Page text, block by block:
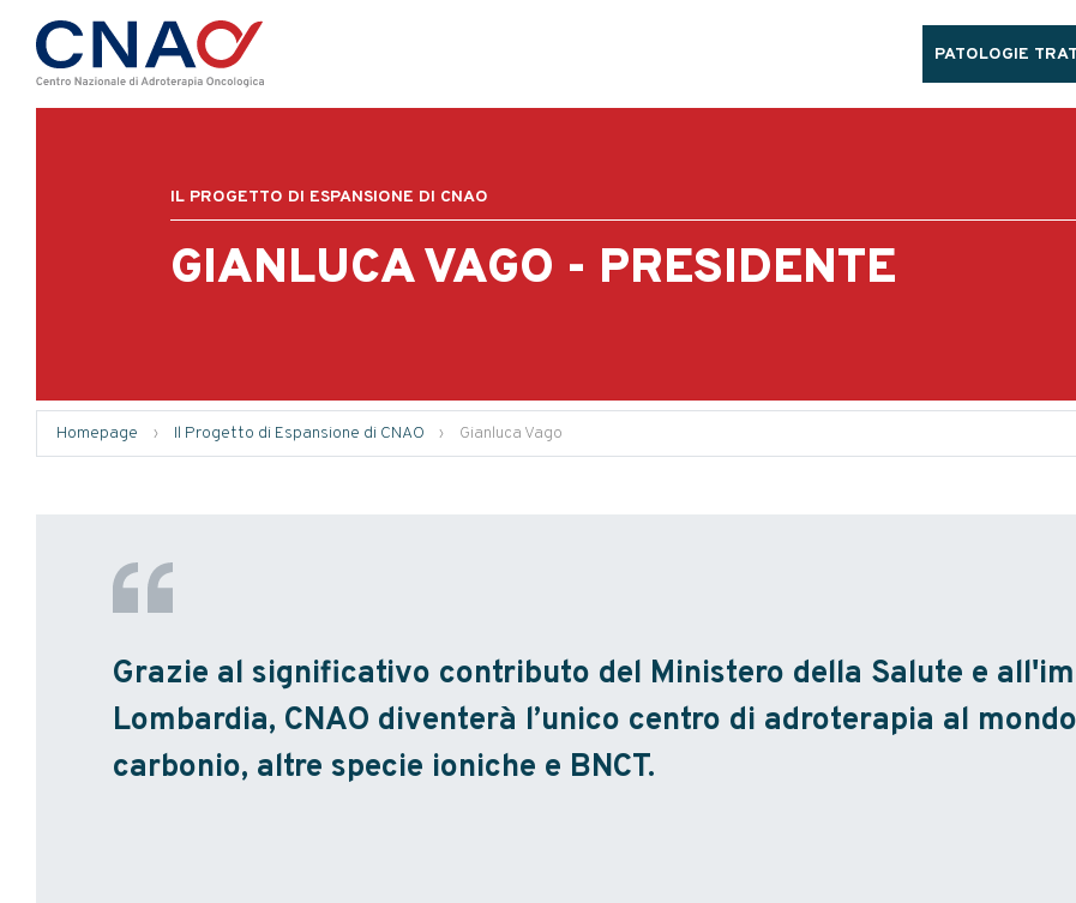
PATOLOGIE
IL PROGETTO DI ESPANSIONE DI CNAO
GIANLUCA VAGO - PRESIDENTE
Homepage › Il Progetto di Espansione di CNAO › Gianluca Vago
Grazie al significativo contributo del Ministero della Salute e
Lombardia, CNAO diventerà l’unico centro di adroterapia al
carbonio, altre specie ioniche e BNCT.